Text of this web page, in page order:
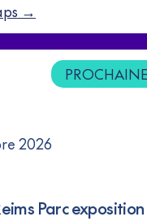
→
2026
Parc exposition